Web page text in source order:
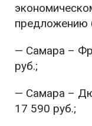
предложению
— Самара –
руб.;
— Самара –
17 590 руб.;